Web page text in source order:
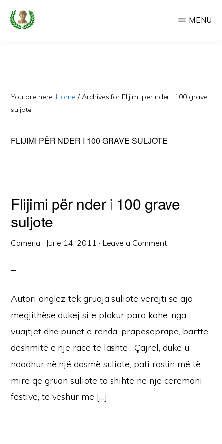
Skip
Faqe
e
Popullit
MENU
You are here: Home / Archives for Flijimi për nder i 100 grave
suljote
FLIJIMI PËR NDER I 100 GRAVE SULJOTE
Flijimi për nder i 100 grave
suljote
Cameria · June 14, 2011 · Leave a Comment
Autori anglez tek gruaja suliote vërejti se ajo
megjithëse dukej si e plakur para kohe, nga
vuajtjet dhe punët e rënda, prapëseprapë, bartte
dëshmitë e një race të lashtë . Çajrël, duke u
ndodhur në një dasmë suliote, pati rastin më të
mirë që gruan suliote ta shihte në një ceremoni
festive, të veshur me […]